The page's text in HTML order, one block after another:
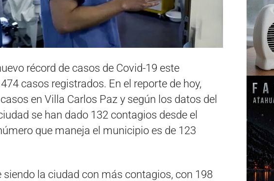
récord de casos de Covid-19 este
casos registrados. En el reporte de hoy,
en Villa Carlos Paz y según los datos del
se han dado 132 contagios desde el
que maneja el municipio es de 123
la ciudad con más contagios, con 198